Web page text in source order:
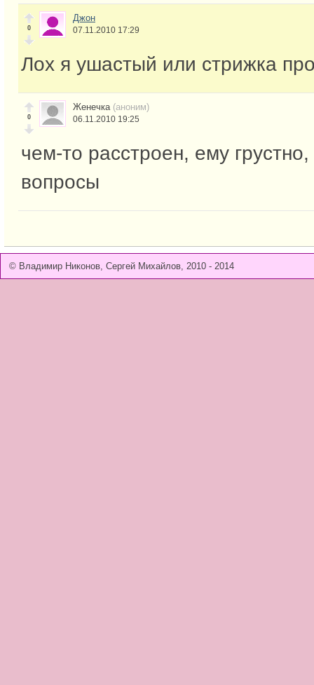
0
Джон
07.11.2010 17:29
Лох я ушастый или стрижка
0
Женечка (аноним)
06.11.2010 19:25
чем-то расстроен, ему
вопросы
© Владимир Никонов, Сергей Михайлов, 2010 - 2014